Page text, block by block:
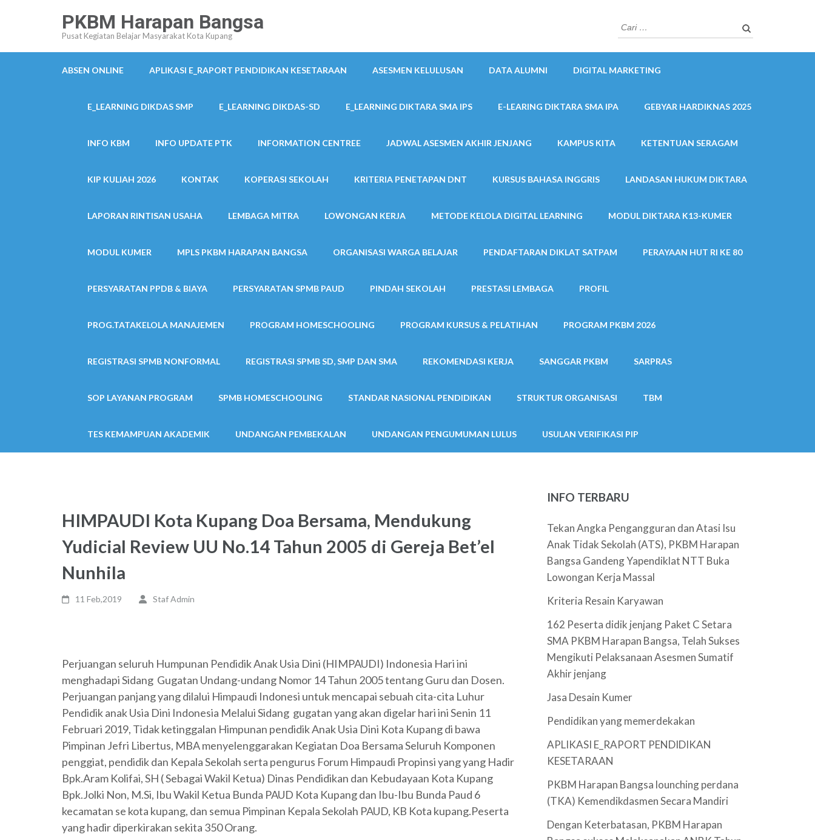
(Tekan
PKBM Harapan Bangsa
Pusat Kegiatan Belajar Masyarakat Kota Kupang
Cari
untuk:
ABSEN ONLINE APLIKASI E_RAPORT PENDIDIKAN KESETARAAN ASESMEN KELULUSAN DATA ALUMNI DIGITAL MARKETING
E_LEARNING DIKDAS SMP E_LEARNING DIKDAS-SD E_LEARNING DIKTARA SMA IPS E-LEARING DIKTARA SMA IPA GEBYAR HARDIKNAS 2025
INFO KBM INFO UPDATE PTK INFORMATION CENTREE JADWAL ASESMEN AKHIR JENJANG KAMPUS KITA KETENTUAN SERAGAM
KIP KULIAH 2026 KONTAK KOPERASI SEKOLAH KRITERIA PENETAPAN DNT KURSUS BAHASA INGGRIS LANDASAN HUKUM DIKTARA
LAPORAN RINTISAN USAHA LEMBAGA MITRA LOWONGAN KERJA METODE KELOLA DIGITAL LEARNING MODUL DIKTARA K13-KUMER
MODUL KUMER MPLS PKBM HARAPAN BANGSA ORGANISASI WARGA BELAJAR PENDAFTARAN DIKLAT SATPAM PERAYAAN HUT RI KE 80
PERSYARATAN PPDB & BIAYA PERSYARATAN SPMB PAUD PINDAH SEKOLAH PRESTASI LEMBAGA PROFIL
PROG.TATAKELOLA MANAJEMEN PROGRAM HOMESCHOOLING PROGRAM KURSUS & PELATIHAN PROGRAM PKBM 2026
REGISTRASI SPMB NONFORMAL REGISTRASI SPMB SD, SMP DAN SMA REKOMENDASI KERJA SANGGAR PKBM SARPRAS
SOP LAYANAN PROGRAM SPMB HOMESCHOOLING STANDAR NASIONAL PENDIDIKAN STRUKTUR ORGANISASI TBM
TES KEMAMPUAN AKADEMIK UNDANGAN PEMBEKALAN UNDANGAN PENGUMUMAN LULUS USULAN VERIFIKASI PIP
HIMPAUDI Kota Kupang Doa Bersama, Mendukung
Yudicial Review UU No.14 Tahun 2005 di Gereja Bet’el
Nunhila
11 Feb,2019 Staf Admin
Perjuangan seluruh Humpunan Pendidik Anak Usia Dini (HIMPAUDI) Indonesia Hari ini
menghadapi Sidang Gugatan Undang-undang Nomor 14 Tahun 2005 tentang Guru dan Dosen.
Perjuangan panjang yang dilalui Himpaudi Indonesi untuk mencapai sebuah cita-cita Luhur
Pendidik anak Usia Dini Indonesia Melalui Sidang gugatan yang akan digelar hari ini Senin 11
Februari 2019, Tidak ketinggalan Himpunan pendidik Anak Usia Dini Kota Kupang di bawa
Pimpinan Jefri Libertus, MBA menyelenggarakan Kegiatan Doa Bersama Seluruh Komponen
penggiat, pendidik dan Kepala Sekolah serta pengurus Forum Himpaudi Propinsi yang yang Hadir
Bpk.Aram Kolifai, SH ( Sebagai Wakil Ketua) Dinas Pendidikan dan Kebudayaan Kota Kupang
Bpk.Jolki Non, M.Si, Ibu Wakil Ketua Bunda PAUD Kota Kupang dan Ibu-Ibu Bunda Paud 6
kecamatan se kota kupang, dan semua Pimpinan Kepala Sekolah PAUD, KB Kota kupang.Peserta
yang hadir diperkirakan sekita 350 Orang.
INFO TERBARU
Tekan Angka Pengangguran dan Atasi Isu
Anak Tidak Sekolah (ATS), PKBM Harapan
Bangsa Gandeng Yapendiklat NTT Buka
Lowongan Kerja Massal
Kriteria Resain Karyawan
162 Peserta didik jenjang Paket C Setara
SMA PKBM Harapan Bangsa, Telah Sukses
Mengikuti Pelaksanaan Asesmen Sumatif
Akhir jenjang
Jasa Desain Kumer
Pendidikan yang memerdekakan
APLIKASI E_RAPORT PENDIDIKAN
KESETARAAN
PKBM Harapan Bangsa lounching perdana
(TKA) Kemendikdasmen Secara Mandiri
Dengan Keterbatasan, PKBM Harapan